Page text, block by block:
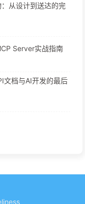
从设计到送达的完
Server实战指南
文档与AI开发的最后